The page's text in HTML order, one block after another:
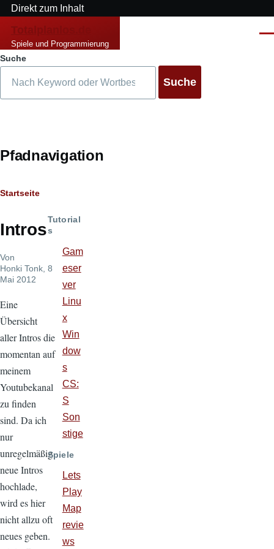
Direkt zum Inhalt
Totalplanlos.de
Spiele und Programmierung
Suche
Pfadnavigation
Startseite
Intros
Von
Honki Tonk, 8
Mai 2012
Eine
Übersicht
aller Intros die
momentan auf
meinem
Youtubekanal
zu finden
sind. Da ich
nur
unregelmäßig
neue Intros
hochlade,
wird es hier
nicht allzu oft
neues geben.
Tutorial
s
Gam
eser
ver
Linu
x
Win
dow
s
CS:
S
Son
stige
Spiele
Lets
Play
Map
revie
ws